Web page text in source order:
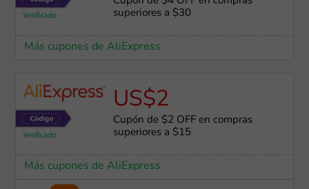
superiores a $30
Más cupones de AliExpress
US$2
Cupón de $2 OFF en compras
superiores a $15
Más cupones de AliExpress